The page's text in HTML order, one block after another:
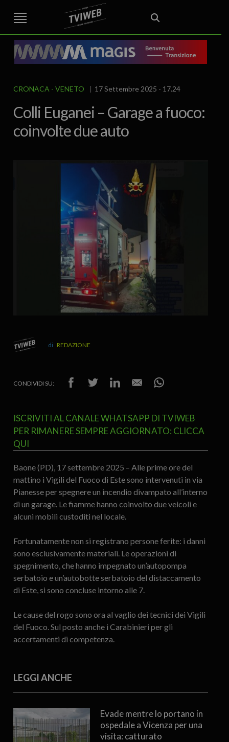
STREET TG CRONACA VENETO
VICENZA E PROVINCIA
AREA BERICA
ECONOMIA ATTUALITA’ POLITICA
EDITORIALE ITALIA E MONDO CURIOSITÀ – LIFESTYLE
CULTURA ARTE
SPORT
IL GRAFFIO FOOD & DRINK
CRONACA VENETO 17 Settembre 2025 - 17.24
Colli Euganei – Garage a fuoco:
coinvolte due auto
REDAZIONE
CONDIVIDI SU:
ISCRIVITI AL CANALE WHATSAPP DI TVIWEB
PER RIMANERE SEMPRE AGGIORNATO: CLICCA
QUI
Baone (PD), 17 settembre 2025 – Alle prime ore del
mattino i Vigili del Fuoco di Este sono intervenuti in via
Pianesse per spegnere un incendio divampato all’interno
di un garage. Le fiamme hanno coinvolto due veicoli e
alcuni mobili custoditi nel locale.
Fortunatamente non si registrano persone ferite: i danni
sono esclusivamente materiali. Le operazioni di
spegnimento, che hanno impegnato un’autopompa
serbatoio e un’autobotte serbatoio del distaccamento
di Este, si sono concluse intorno alle 7.
Le cause del rogo sono ora al vaglio dei tecnici dei Vigili
del Fuoco. Sul posto anche i Carabinieri per gli
accertamenti di competenza.
LEGGI ANCHE
Evade mentre lo portano in
ospedale a Vicenza per una
visita: catturato